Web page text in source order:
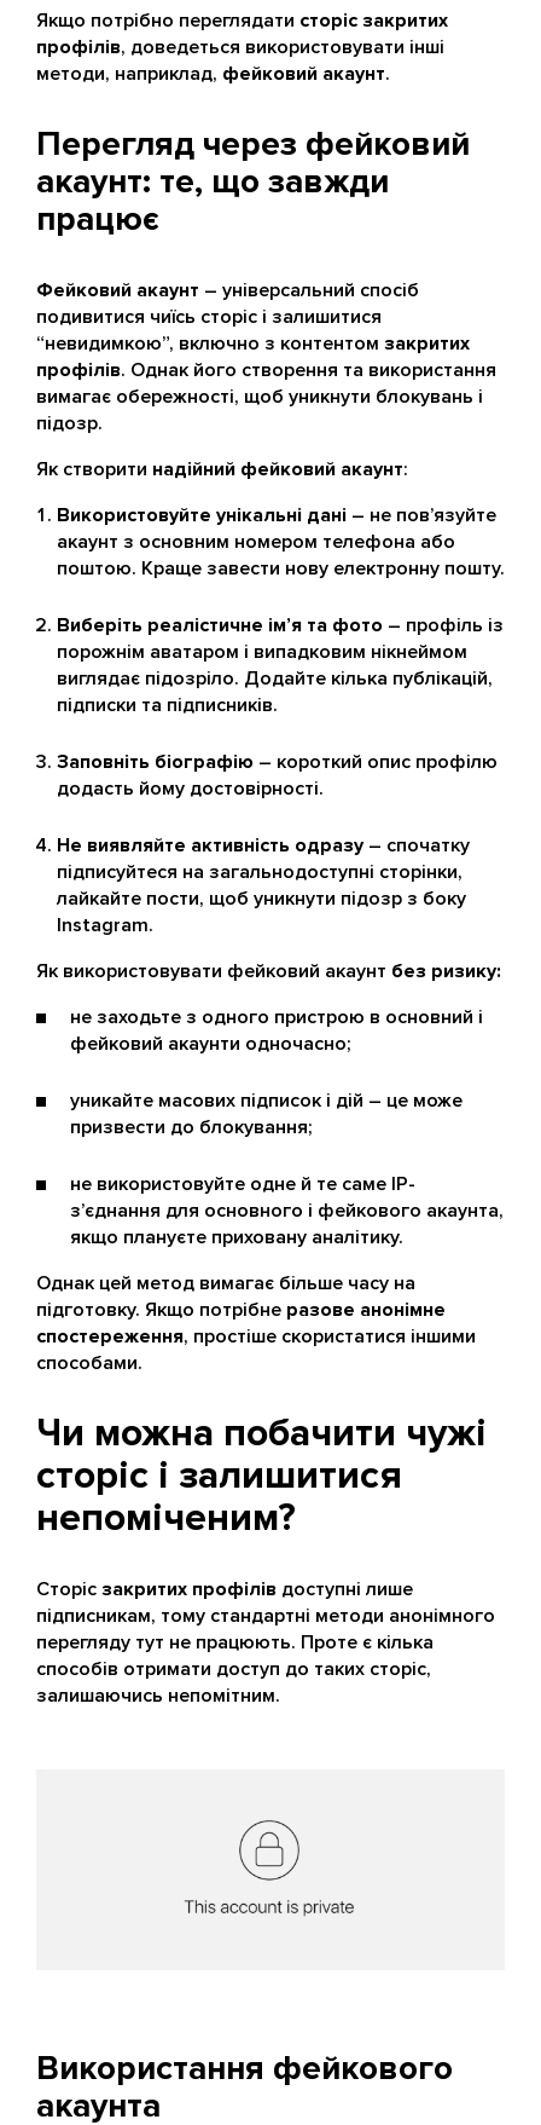
Якщо потрібно переглядати сторіс закритих
профілів, доведеться використовувати інші
методи, наприклад, фейковий акаунт.
Перегляд через фейковий
акаунт: те, що завжди
працює
Фейковий акаунт – універсальний спосіб
подивитися чиїсь сторіс і залишитися
“невидимкою”, включно з контентом закритих
профілів. Однак його створення та використання
вимагає обережності, щоб уникнути блокувань і
підозр.
Як створити надійний фейковий акаунт:
Використовуйте унікальні дані – не пов’язуйте
акаунт з основним номером телефона або
поштою. Краще завести нову електронну пошту.
Виберіть реалістичне ім’я та фото – профіль із
порожнім аватаром і випадковим нікнеймом
виглядає підозріло. Додайте кілька публікацій,
підписки та підписників.
Заповніть біографію – короткий опис профілю
додасть йому достовірності.
Не виявляйте активність одразу– спочатку
підписуйтеся на загальнодоступні сторінки,
лайкайте пости, щоб уникнути підозр з боку
Instagram.
Як використовувати фейковий акаунт без ризику:
не заходьте з одного пристрою в основний і
фейковий акаунти одночасно;
уникайте масових підписок і дій – це може
призвести до блокування;
не використовуйте одне й те саме IP-
з’єднання для основного і фейкового акаунта,
якщо плануєте приховану аналітику.
Однак цей метод вимагає більше часу на
підготовку. Якщо потрібне разове анонімне
спостереження, простіше скористатися іншими
способами.
Чи можна побачити чужі
сторіс і залишитися
непоміченим?
Сторіс закритих профілів доступні лише
підписникам, тому стандартні методи анонімного
перегляду тут не працюють. Проте є кілька
способів отримати доступ до таких сторіс,
залишаючись непомітним.
Використання фейкового
акаунта